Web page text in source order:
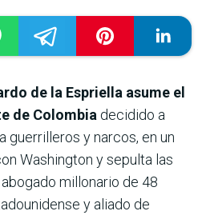
de la Espriella asume el
de Colombia decidido a
guerrilleros y narcos, en un
Washington y sepulta las
millonario de 48
y aliado de